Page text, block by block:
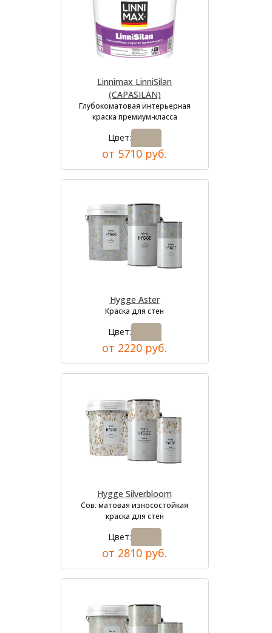
Linnimax LinniSilan
(CAPASILAN)
Глубокоматовая интерьерная
краска премиум-класса
Цвет:
от 5710 руб.
Hygge Aster
Краска для стен
Цвет:
от 2220 руб.
Hygge Silverbloom
Сов. матовая износостойкая
краска для стен
Цвет:
от 2810 руб.